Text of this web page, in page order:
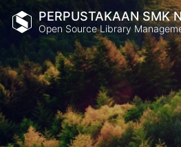
PERPUSTAKAAN SMK
Open Source Library